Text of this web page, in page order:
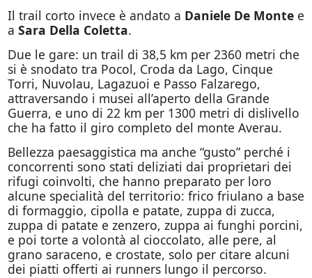
Il trail corto invece è andato a Daniele De Montee
a Sara Della Coletta.
Due le gare: un trail di 38,5 km per 2360 metri che
si è snodato tra Pocol, Croda da Lago, Cinque
Torri, Nuvolau, Lagazuoi e Passo Falzarego,
attraversando i musei all’aperto della Grande
Guerra, e uno di 22 km per 1300 metri di dislivello
che ha fatto il giro completo del monte Averau.
Bellezza paesaggistica ma anche “gusto” perché i
concorrenti sono stati deliziati dai proprietari dei
rifugi coinvolti, che hanno preparato per loro
alcune specialità del territorio: frico friulano a base
di formaggio, cipolla e patate, zuppa di zucca,
zuppa di patate e zenzero, zuppa ai funghi porcini,
e poi torte a volontà al cioccolato, alle pere, al
grano saraceno, e crostate, solo per citare alcuni
dei piatti offerti ai runners lungo il percorso.